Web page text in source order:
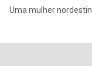
Uma mulher